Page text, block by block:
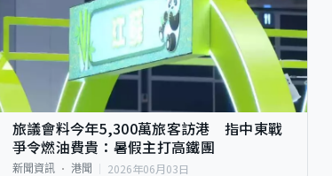
旅議會料今年5,300萬旅客訪港 指中東戰
爭令燃油費貴：暑假主打高鐵團
新聞資訊 港聞 2026年06月03日